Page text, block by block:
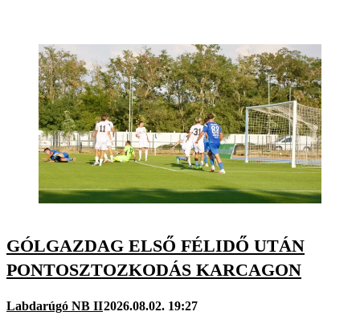
GÓLGAZDAG ELSŐ FÉLIDŐ UTÁN
PONTOSZTOZKODÁS KARCAGON
Labdarúgó NB II2026.08.02. 19:27